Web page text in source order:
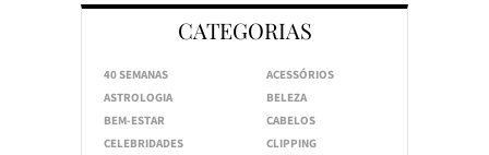
CATEGORIAS
40 SEMANAS
ACESSÓRIOS
ASTROLOGIA
BELEZA
BEM-ESTAR
CABELOS
CELEBRIDADES
CLIPPING